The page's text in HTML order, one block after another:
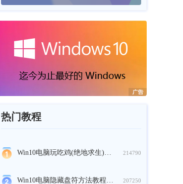
热门教程
Win10电脑玩吃鸡(绝地求生)时崩溃怎么办？ 214790
Win10电脑隐藏盘符方法教程分享 207250